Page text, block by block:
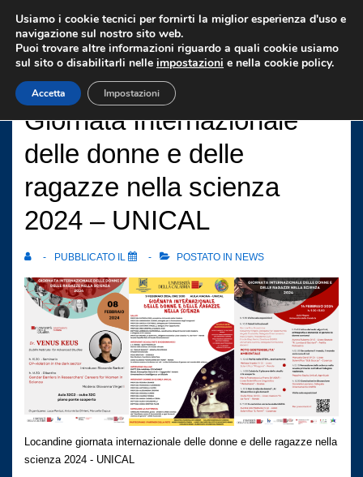
Vai
contenuto
principale
Giornata Internazionale
delle donne e delle
ragazze nella scienza
2024 – UNICAL
PUBBLICATO IL POSTATO IN NEWS
Locandine giornata internazionale delle donne e delle ragazze nella
scienza 2024 - UNICAL
Usiamo i cookie tecnici per fornirti la miglior esperienza d'uso e
navigazione sul nostro sito web.
Puoi trovare altre informazioni riguardo a quali cookie usiamo
sul sito o disabilitarli nelle impostazioni e nella cookie policy.
Accetta Impostazioni